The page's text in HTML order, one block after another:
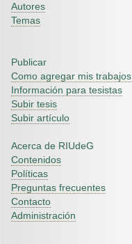
Autores
Temas
Publicar
Como agregar mis trabajos
Información para tesistas
Subir tesis
Subir artículo
Acerca de RIUdeG
Contenidos
Políticas
Preguntas frecuentes
Contacto
Administración